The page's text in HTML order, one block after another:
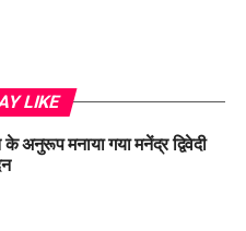
LIKE
अनुरूप मनाया गया मनेंद्र द्विवेदी